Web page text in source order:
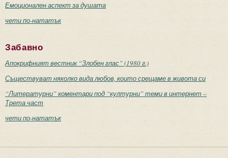
Емоционален аспект за душата
чети по-нататък
Забавно
Апокрифният вестник “Злобен глас” (1980 г.)
Съществуват няколко вида любов, които срещаме в живота си
“Литературни” коментари под “културни” теми в интернет –
Трета част
чети по-нататък